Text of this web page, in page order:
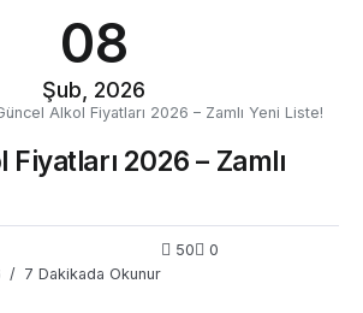
08
Şub, 2026
Alkol Fiyatları 2026 – Zamlı Yeni Liste!
2026 – Zamlı
7 Dakikada Okunur
50 0